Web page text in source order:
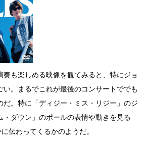
奏も楽しめる映像を観てみると、特にジョ
い。まるでこれが最後のコンサートででも
だ。特に「ディジー・ミス・リジー」のジ
・ダウン」のポールの表情や動きを見る
伝わってくるかのようだ。